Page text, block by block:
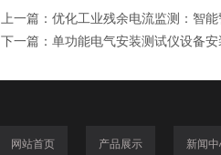
上一篇： 优化工业残余电流监测：智
下一篇： 单功能电气安装测试仪设备
网站首页 产品展示 新闻